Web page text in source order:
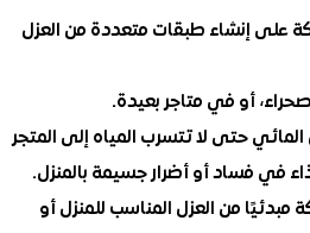
طبقات متعددة من العزل
في متاجر بعيدة.
لا تتسرب المياه إلى المتجر
أو أضرار جسيمة بالمنزل.
العزل المناسب للمنزل أو